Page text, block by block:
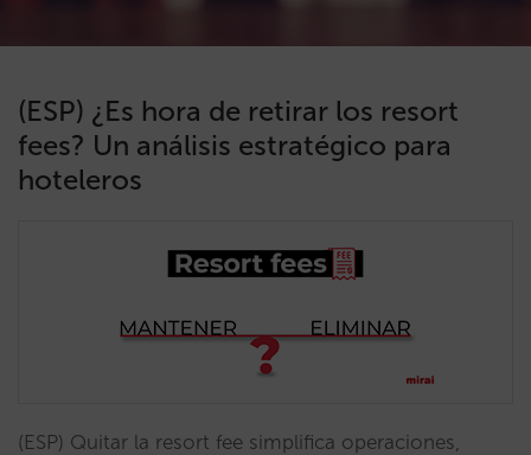
(ESP) ¿Es hora de retirar los resort
fees? Un análisis estratégico para
hoteleros
(ESP) Quitar la resort fee simplifica operaciones,